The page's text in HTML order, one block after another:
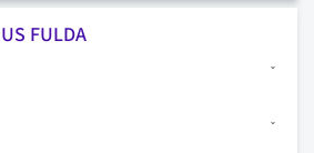
FULDA